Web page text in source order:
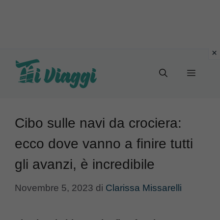
Menu
Cibo sulle navi da crociera:
ecco dove vanno a finire tutti
gli avanzi, è incredibile
Novembre 5, 2023 di Clarissa Missarelli